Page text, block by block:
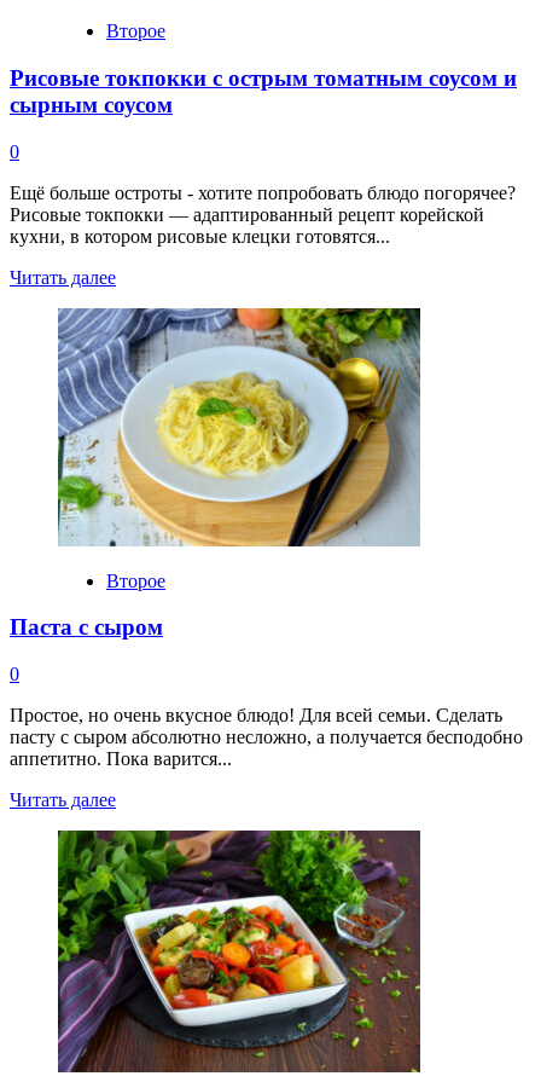
Второе
Рисовые токпокки с острым томатным соусом и
сырным соусом
0
Ещё больше остроты - хотите попробовать блюдо погорячее?
Рисовые токпокки — адаптированный рецепт корейской
кухни, в котором рисовые клецки готовятся...
Читать далееПрочитать
о
Рисовые
токпокки
с
острым
томатным
соусом
и
сырным
соусом
Второе
Паста с сыром
0
Простое, но очень вкусное блюдо! Для всей семьи. Сделать
пасту с сыром абсолютно несложно, а получается бесподобно
аппетитно. Пока варится...
Читать далееПрочитать
о
Паста
с
сыром